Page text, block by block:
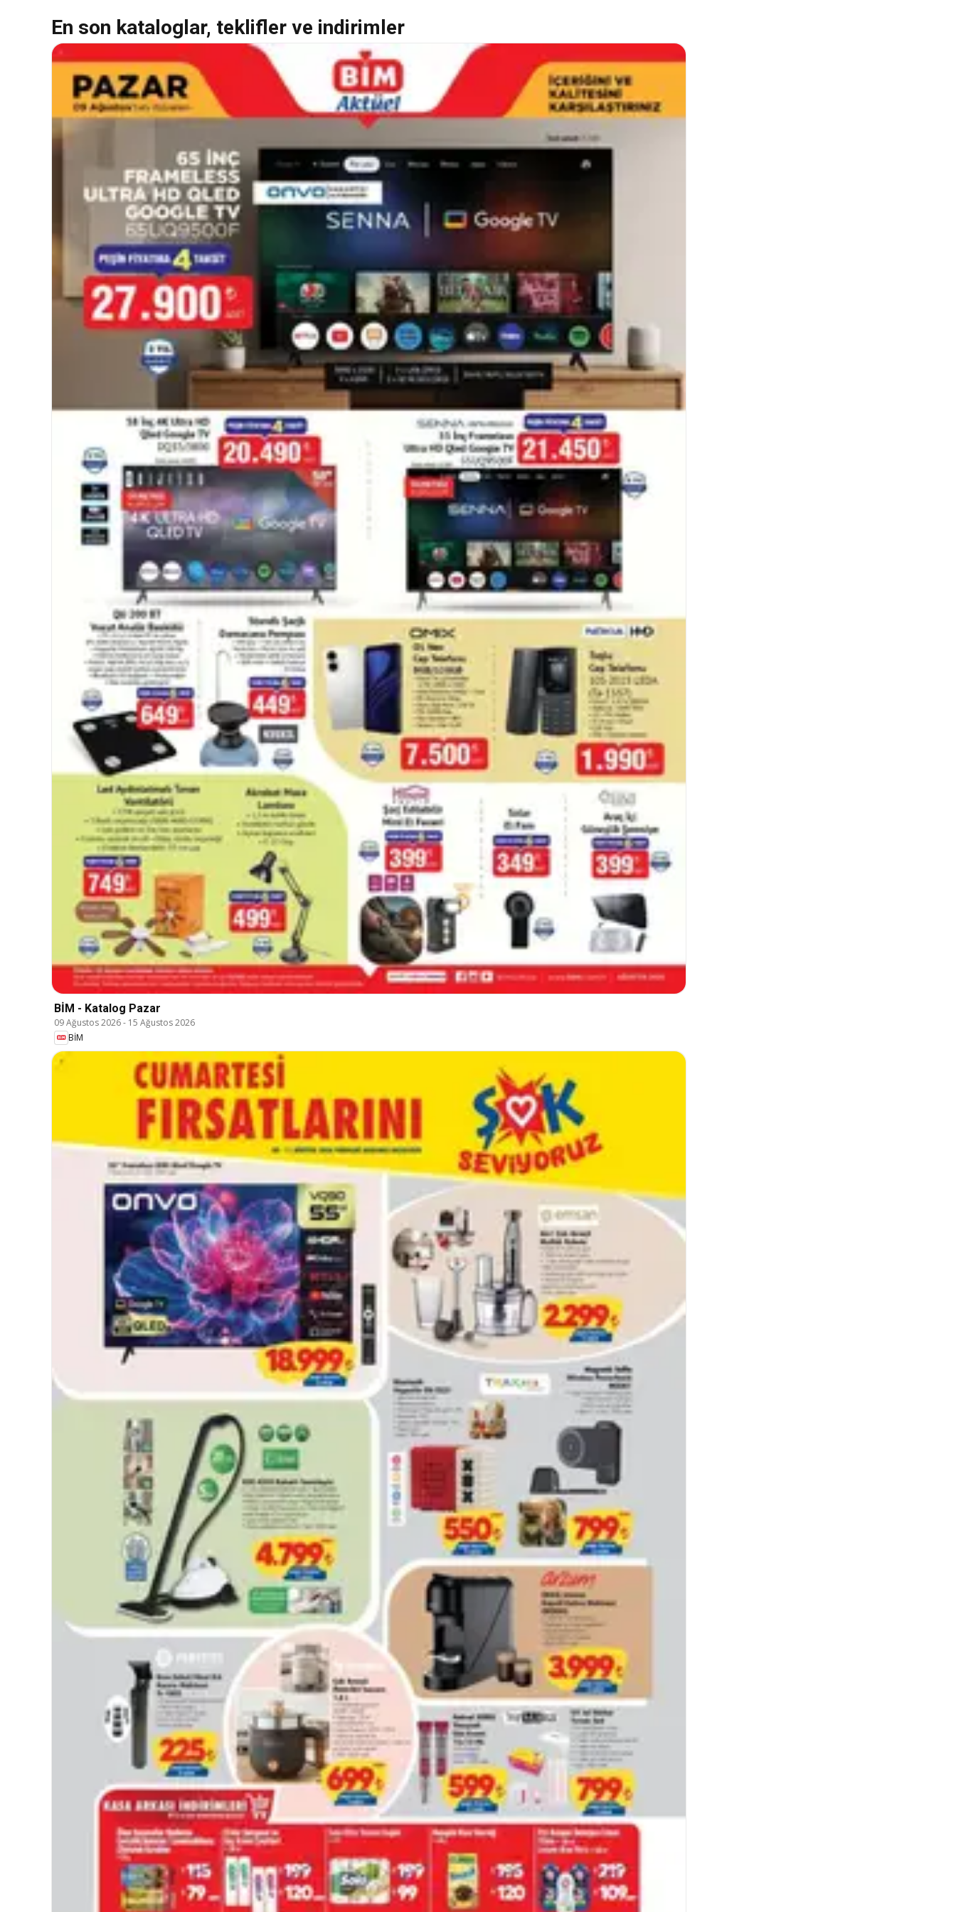
En son kataloglar, teklifler ve indirimler
BİM - Katalog Pazar
09 Ağustos 2026- 15 Ağustos 2026
BİM